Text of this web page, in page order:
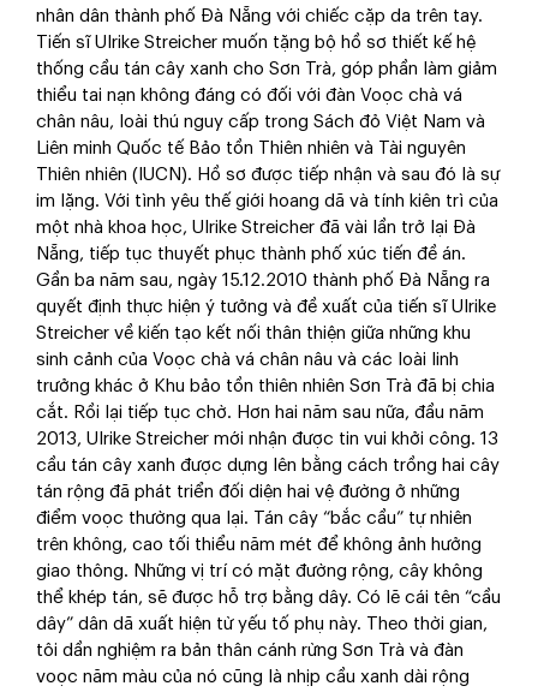
nhân dân thành phố Đà Nẵng với chiếc cặp da trên tay.
Tiến sĩ Ulrike Streicher muốn tặng bộ hồ sơ thiết kế hệ
thống cầu tán cây xanh cho Sơn Trà, góp phần làm giảm
thiểu tai nạn không đáng có đối với đàn Voọc chà vá
chân nâu, loài thú nguy cấp trong Sách đỏ Việt Nam và
Liên minh Quốc tế Bảo tồn Thiên nhiên và Tài nguyên
Thiên nhiên (IUCN). Hồ sơ được tiếp nhận và sau đó là sự
im lặng. Với tình yêu thế giới hoang dã và tính kiên trì của
một nhà khoa học, Ulrike Streicher đã vài lần trở lại Đà
Nẵng, tiếp tục thuyết phục thành phố xúc tiến đề án.
Gần ba năm sau, ngày 15.12.2010 thành phố Đà Nẵng ra
quyết định thực hiện ý tưởng và đề xuất của tiến sĩ Ulrike
Streicher về kiến tạo kết nối thân thiện giữa những khu
sinh cảnh của Voọc chà vá chân nâu và các loài linh
trưởng khác ở Khu bảo tồn thiên nhiên Sơn Trà đã bị chia
cắt. Rồi lại tiếp tục chờ. Hơn hai năm sau nữa, đầu năm
2013, Ulrike Streicher mới nhận được tin vui khởi công. 13
cầu tán cây xanh được dựng lên bằng cách trồng hai cây
tán rộng đã phát triển đối diện hai vệ đường ở những
điểm voọc thường qua lại. Tán cây “bắc cầu” tự nhiên
trên không, cao tối thiểu năm mét để không ảnh hưởng
giao thông. Những vị trí có mặt đường rộng, cây không
thể khép tán, sẽ được hỗ trợ bằng dây. Có lẽ cái tên “cầu
dây” dân dã xuất hiện từ yếu tố phụ này. Theo thời gian,
tôi dần nghiệm ra bản thân cánh rừng Sơn Trà và đàn
voọc năm màu của nó cũng là nhịp cầu xanh dài rộng